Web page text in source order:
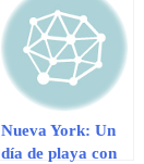
española
Nueva York: Un
día de playa con